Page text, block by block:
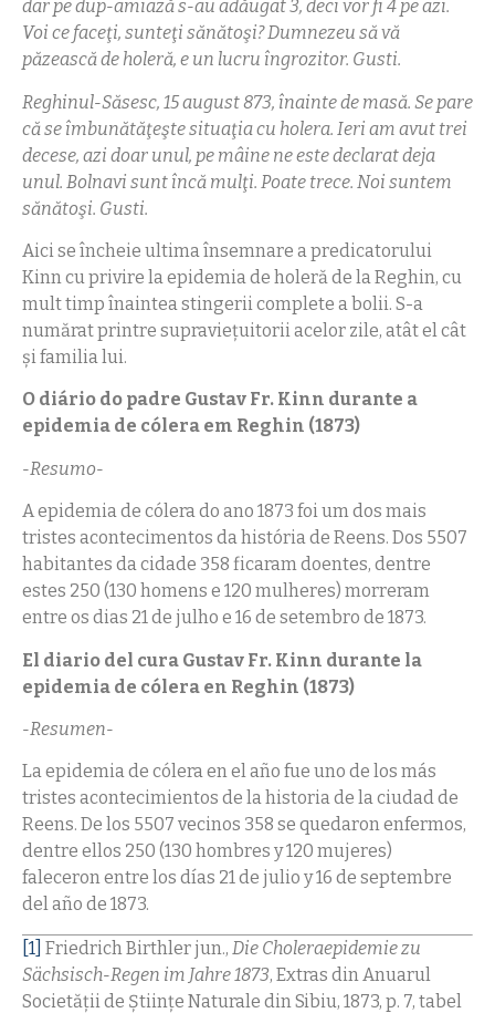
dar pe dup-amiază s-au adăugat 3, deci vor fi 4 pe azi.
Voi ce faceţi, sunteţi sănătoşi? Dumnezeu să vă
păzească de holeră, e un lucru îngrozitor. Gusti.
Reghinul-Săsesc, 15 august 873, înainte de masă. Se pare
că se îmbunătăţeşte situaţia cu holera. Ieri am avut trei
decese, azi doar unul, pe mâine ne este declarat deja
unul. Bolnavi sunt încă mulţi. Poate trece. Noi suntem
sănătoşi. Gusti.
Aici se încheie ultima însemnare a predicatorului
Kinn cu privire la epidemia de holeră de la Reghin, cu
mult timp înaintea stingerii complete a bolii. S-a
numărat printre supravieţuitorii acelor zile, atât el cât
şi familia lui.
O diário do padre Gustav Fr. Kinn durante a
epidemia de cólera em Reghin (1873)
-Resumo-
A epidemia de cólera do ano 1873 foi um dos mais
tristes acontecimentos da história de Reens. Dos 5507
habitantes da cidade 358 ficaram doentes, dentre
estes 250 (130 homens e 120 mulheres) morreram
entre os dias 21 de julho e 16 de setembro de 1873.
El diario del cura Gustav Fr. Kinn durante la
epidemia de cólera en Reghin (1873)
-Resumen-
La epidemia de cólera en el año fue uno de los más
tristes acontecimientos de la historia de la ciudad de
Reens. De los 5507 vecinos 358 se quedaron enfermos,
dentre ellos 250 (130 hombres y 120 mujeres)
faleceron entre los días 21 de julio y 16 de septembre
del año de 1873.
[1] Friedrich Birthler jun., Die Choleraepidemie zu
Sächsisch-Regen im Jahre 1873, Extras din Anuarul
Societăţii de Ştiinţe Naturale din Sibiu, 1873, p. 7, tabel